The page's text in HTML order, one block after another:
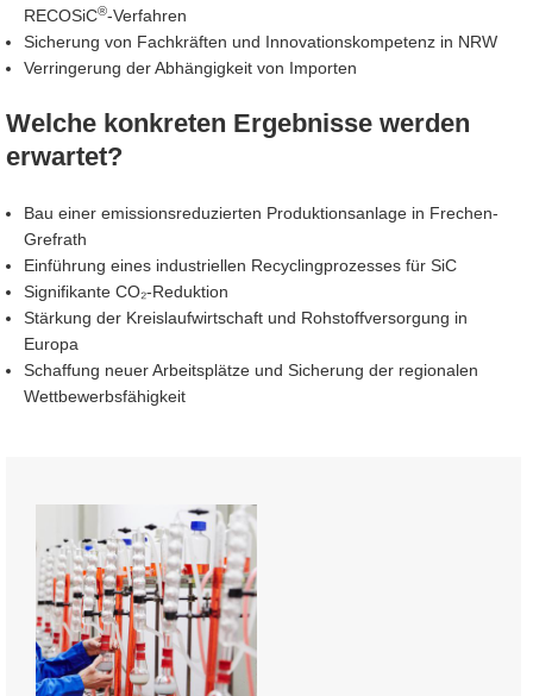
RECOSiC®-Verfahren
Sicherung von Fachkräften und Innovationskompetenz in NRW
Verringerung der Abhängigkeit von Importen
Welche konkreten Ergebnisse werden
erwartet?
Bau einer emissionsreduzierten Produktionsanlage in Frechen-
Grefrath
Einführung eines industriellen Recyclingprozesses für SiC
Signifikante CO₂-Reduktion
Stärkung der Kreislaufwirtschaft und Rohstoffversorgung in
Europa
Schaffung neuer Arbeitsplätze und Sicherung der regionalen
Wettbewerbsfähigkeit